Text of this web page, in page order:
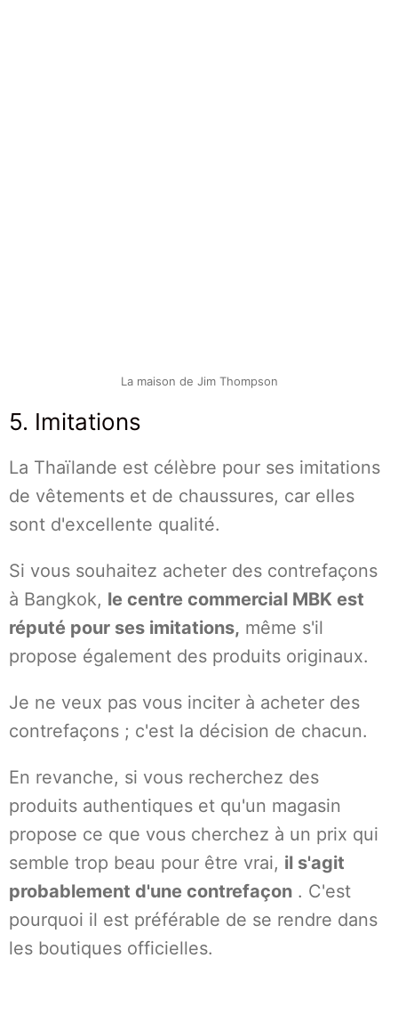
La maison de Jim Thompson
5. Imitations
La Thaïlande est célèbre pour ses imitations
de vêtements et de chaussures, car elles
sont d'excellente qualité.
Si vous souhaitez acheter des contrefaçons
à Bangkok, le centre commercial MBK est
réputé pour ses imitations, même s'il
propose également des produits originaux.
Je ne veux pas vous inciter à acheter des
contrefaçons ; c'est la décision de chacun.
En revanche, si vous recherchez des
produits authentiques et qu'un magasin
propose ce que vous cherchez à un prix qui
semble trop beau pour être vrai, il s'agit
probablement d'une contrefaçon . C'est
pourquoi il est préférable de se rendre dans
les boutiques officielles.